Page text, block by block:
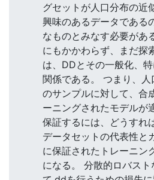
グセットが人口分布の近
興味のあるデータである
なものとみなす必要があ
にもかかわらず、まだ探
は、DDとその一般化、
関係である。 つまり、
のサンプルに対して、合
ーニングされたモデルが
保証するには、どうすれ
データセットの代表性と
に保証されたトレーニン
になる。 分散的ロバス